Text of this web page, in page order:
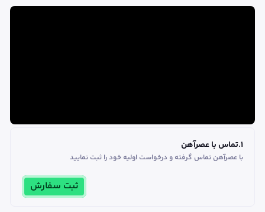
1
.تماس با عصرآهن
با عصرآهن تماس گرفته و درخواست اولیه خود را ثبت نمایید
ثبت سفارش